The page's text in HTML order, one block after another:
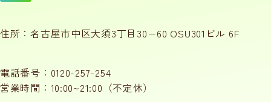
住所：名古屋市中区大須3丁目30−60 OSU301ビル 6F
電話番号： 0120-257-254
営業時間：10:00~21:00（不定休）